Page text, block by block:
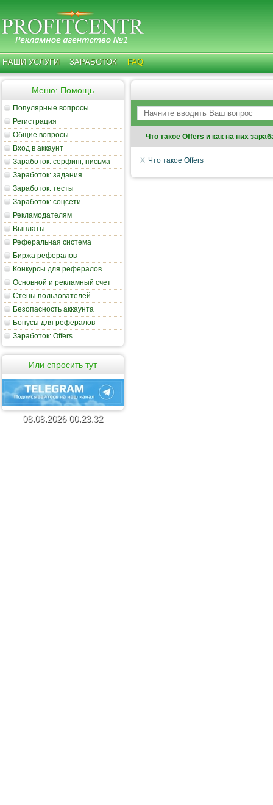
НАШИ УСЛУГИ ЗАРАБОТОК FAQ
Меню: Помощь
Популярные вопросы
Регистрация
Общие вопросы
Вход в аккаунт
Заработок: серфинг, письма
Заработок: задания
Заработок: тесты
Заработок: соцсети
Рекламодателям
Выплаты
Реферальная система
Биржа рефералов
Конкурсы для рефералов
Основной и рекламный счет
Стены пользователей
Безопасность аккаунта
Бонусы для рефералов
Заработок: Offers
Или спросить тут
08. 08. 2026 00. 23. 32
Что такое Offers и как на них
Что такое Offers